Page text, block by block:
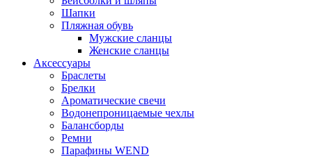
Шапки
Пляжная обувь
Мужские сланцы
Женские сланцы
Аксессуары
Браслеты
Брелки
Ароматические свечи
Водонепроницаемые чехлы
Балансборды
Ремни
Парафины WEND